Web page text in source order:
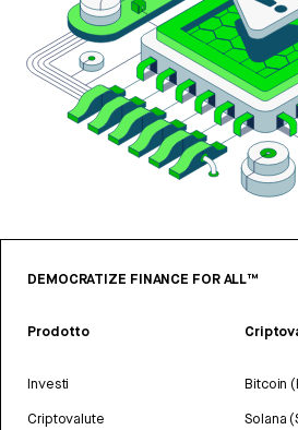
DEMOCRATIZE FINANCE FOR ALL™
Prodotto
Investi
Criptovalute
Bitcoin
Solana